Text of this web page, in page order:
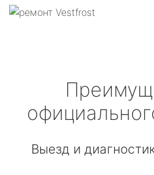
Выезд и